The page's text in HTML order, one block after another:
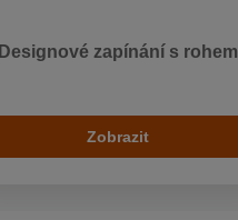
Designové zapínání s rohem
Zobrazit